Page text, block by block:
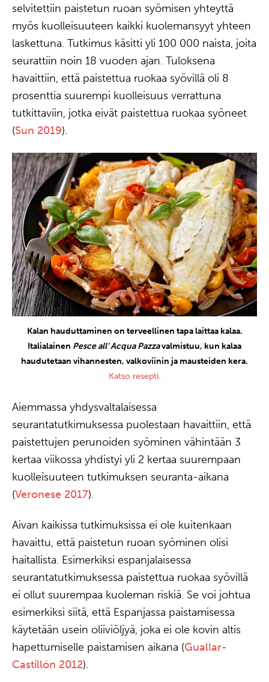
selvitettiin paistetun ruoan syömisen yhteyttä
myös kuolleisuuteen kaikki kuolemansyyt yhteen
laskettuna. Tutkimus käsitti yli 100 000 naista, joita
seurattiin noin 18 vuoden ajan. Tuloksena
havaittiin, että paistettua ruokaa syövillä oli 8
prosenttia suurempi kuolleisuus verrattuna
tutkittaviin, jotka eivät paistettua ruokaa syöneet
(Sun 2019).
Kalan hauduttaminen on terveellinen tapa laittaa kalaa.
Italialainen Pesce all’ Acqua Pazzavalmistuu, kun kalaa
haudutetaan vihannesten, valkoviinin ja mausteiden kera.
Katso resepti.
Aiemmassa yhdysvaltalaisessa
seurantatutkimuksessa puolestaan havaittiin, että
paistettujen perunoiden syöminen vähintään 3
kertaa viikossa yhdistyi yli 2 kertaa suurempaan
kuolleisuuteen tutkimuksen seuranta-aikana
(Veronese 2017).
Aivan kaikissa tutkimuksissa ei ole kuitenkaan
havaittu, että paistetun ruoan syöminen olisi
haitallista. Esimerkiksi espanjalaisessa
seurantatutkimuksessa paistettua ruokaa syövillä
ei ollut suurempaa kuoleman riskiä. Se voi johtua
esimerkiksi siitä, että Espanjassa paistamisessa
käytetään usein oliiviöljyä, joka ei ole kovin altis
hapettumiselle paistamisen aikana (Guallar-
Castillón 2012).